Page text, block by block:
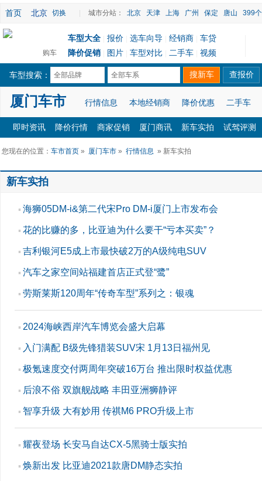
首页 北京 切换 城市分站： 北京 天津 上海 广州 保定 唐山 399
购车
车型大全 报价 选车向导 经销商
车贷
降价促销
图片 车型对比 二手车 视频
车型搜索： 全部品牌 全部车系
厦门车市 行情信息 本地经销商 降价优惠 二手车
即时资讯 降价行情 商家促销 厦门商讯 新车实拍 试驾评测
您现在的位置： 车市首页 » 厦门车市 » 行情信息 » 新车实拍
新车实拍
▪ 海狮05DM-i&第二代宋Pro DM-i厦门上市发布会
▪ 花的比赚的多，比亚迪为什么要干“亏本买卖”？
▪ 吉利银河E5成上市最快破2万的A级纯电SUV
▪ 汽车之家空间站福建首店正式登“鹭”
▪ 劳斯莱斯120周年“传奇车型”系列之：银魂
▪ 2024海峡西岸汽车博览会盛大启幕
▪ 入门满配 B级先锋猎装SUV宋 1月13日福州见
▪ 极氪速度交付两周年突破16万台 推出限时权益优惠
▪ 后浪不俗 双旗舰战略 丰田亚洲狮静评
▪ 智享升级 大有妙用 传祺M6 PRO升级上市
▪ 耀夜登场 长安马自达CX-5黑骑士版实拍
▪ 焕新出发 比亚迪2021款唐DM静态实拍